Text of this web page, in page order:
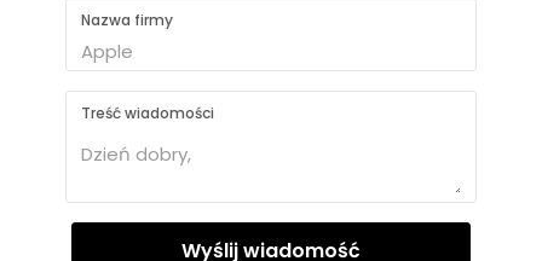
Nazwa firmy
Treść wiadomości